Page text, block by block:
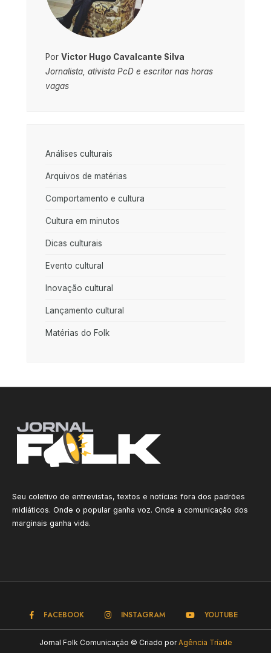
Por Victor Hugo Cavalcante Silva
Jornalista, ativista PcD e escritor nas horas
vagas
Análises culturais
Arquivos de matérias
Comportamento e cultura
Cultura em minutos
Dicas culturais
Evento cultural
Inovação cultural
Lançamento cultural
Matérias do Folk
Seu coletivo de entrevistas, textos e notícias fora dos padrões
midiáticos. Onde o popular ganha voz. Onde a comunicação dos
marginais ganha vida.
FACEBOOK INSTAGRAM YOUTUBE
Jornal Folk Comunicação © Criado por Agência Tríade